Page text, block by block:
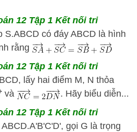
12 Tập 1 Kết nối tri
S.ABCD có đáy ABCD là hình
rằng
12 Tập 1 Kết nối tri
lấy hai điểm M, N thỏa
và
. Hãy biểu diễn...
12 Tập 1 Kết nối tri
gọi G là trọng